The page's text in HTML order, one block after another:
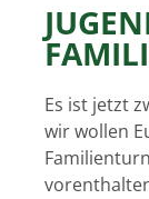
Es ist jetzt
wir wollen